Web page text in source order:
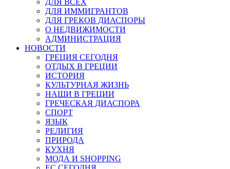
ДЛЯ ВСЕХ
ДЛЯ ИММИГРАНТОВ
ДЛЯ ГРЕКОВ ДИАСПОРЫ
О НЕДВИЖИМОСТИ
АДМИНИСТРАЦИЯ
НОВОСТИ
ГРЕЦИЯ СЕГОДНЯ
ОТДЫХ В ГРЕЦИИ
ИСТОРИЯ
КУЛЬТУРНАЯ ЖИЗНЬ
НАШИ В ГРЕЦИИ
ГРЕЧЕСКАЯ ДИАСПОРА
СПОРТ
ЯЗЫК
РЕЛИГИЯ
ПРИРОДА
КУХНЯ
МОДА И SHOPPING